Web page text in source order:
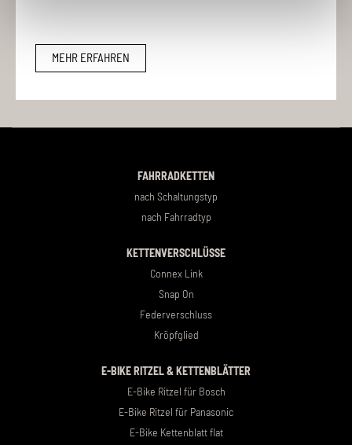
MEHR ERFAHREN
FAHRRADKETTEN
nach Schaltungstyp
nach Fahrradtyp
KETTENVERSCHLÜSSE
Connex Link
Snap On
Federverschluss
Kröpfglied
E-BIKE RITZEL & KETTENBLÄTTER
E-Bike Ritzel für Bosch
E-Bike Ritzel für Panasonic
E-Bike Kettenblatt flat